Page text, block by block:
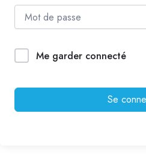
Me garder connecté
Se